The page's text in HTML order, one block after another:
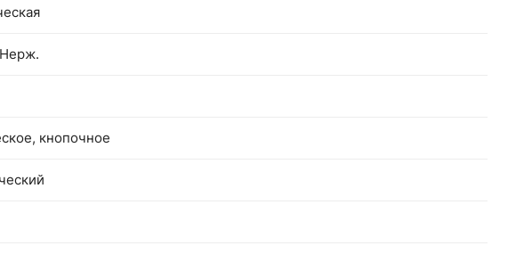
кнопочное